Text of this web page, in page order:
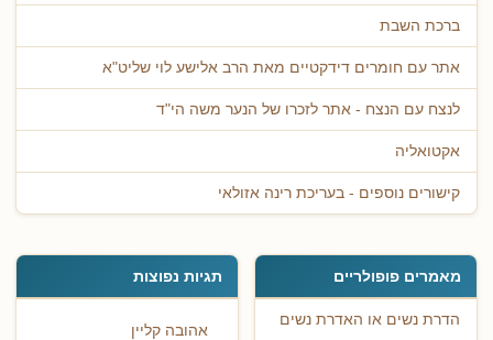
ברכת השבת
אתר עם חומרים דידקטיים מאת הרב אלישע לוי שליט"א
לנצח עם הנצח - אתר לזכרו של הנער משה הי"ד
אקטואליה
קישורים נוספים - בעריכת רינה אזולאי
מאמרים פופולריים
הדרת נשים או האדרת נשים
תגיות נפוצות
אהובה קליין